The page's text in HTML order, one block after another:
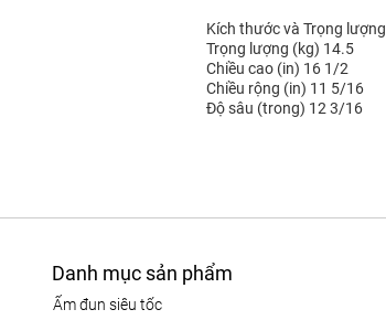
Kích thước và Trọng lượng
Trọng lượng (kg) 14.5
Chiều cao (in) 16 1/2
Chiều rộng (in) 11 5/16
Độ sâu (trong) 12 3/16
Danh mục sản phẩm
ấm đun siêu tốc